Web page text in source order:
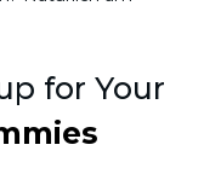
for Your